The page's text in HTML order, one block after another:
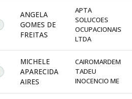
ANGELA
GOMES DE
FREITAS
APTA
SOLUCOES
OCUPACIONAIS
LTDA
MICHELE
APARECIDA
AIRES
CAIROMARDEM
TADEU
INOCENCIO ME